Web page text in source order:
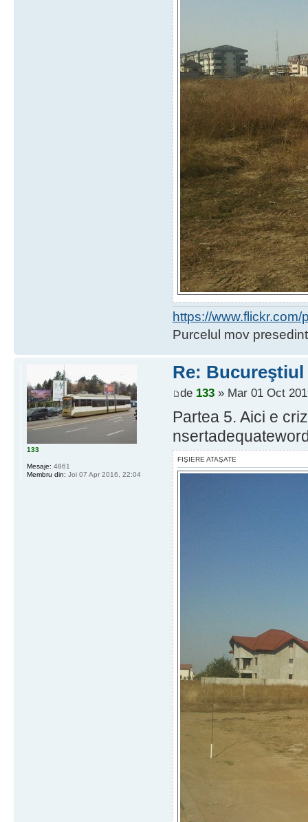
https://
Purcelul mov
Re:
de 133» Mar 01 Oct
Partea 5. Aici e
FIŞIERE ATAŞATE
133
Mesaje: 4861
Membru din: Joi 07 Apr 2016, 22:04